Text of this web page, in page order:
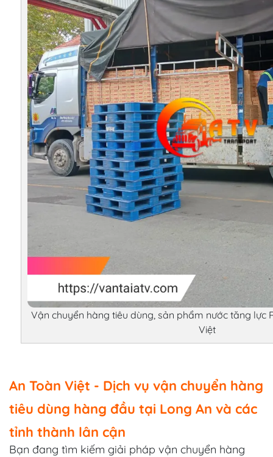
Vận chuyển hàng tiêu dùng, sản phẩm nước tăng lực
Việt
An Toàn Việt - Dịch vụ vận chuyển hàng
tiêu dùng hàng đầu tại Long An và các
tỉnh thành lân cận
Bạn đang tìm kiếm giải pháp vận chuyển hàng